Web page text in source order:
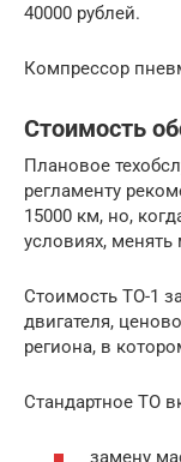
40000 рублей.
Компрессор
Стоимость
Плановое
регламенту
15000 км, но,
условиях,
Стоимость ТО-1
двигателя,
региона, в
Стандартное ТО
замену